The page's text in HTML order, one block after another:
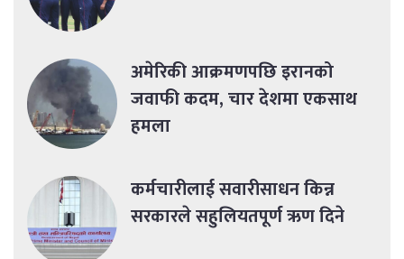
अमेरिकी आक्रमणपछि इरानको
जवाफी कदम, चार देशमा एकसाथ
हमला
कर्मचारीलाई सवारीसाधन किन्न
सरकारले सहुलियतपूर्ण ऋण दिने